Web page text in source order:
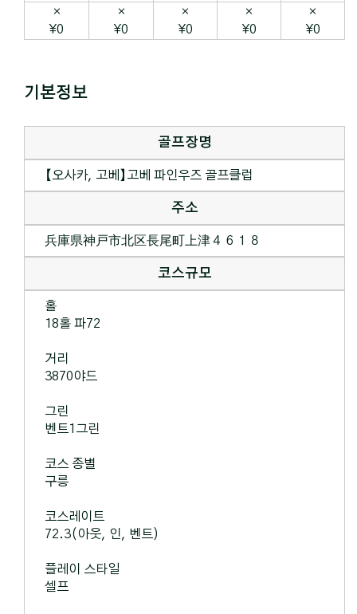
×
¥0
×
¥0
×
¥0
×
¥0
×
¥0
기본정보
골프장명
【오사카, 고베】고베 파인우즈 골프클럽
주소
兵庫県神戸市北区長尾町上津４６１８
코스규모
홀
18홀 파72
거리
3870야드
그린
벤트1그린
코스 종별
구릉
코스레이트
72.3(아웃, 인, 벤트)
플레이 스타일
셀프